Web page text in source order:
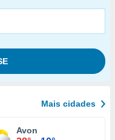
Mais cidades
Avon